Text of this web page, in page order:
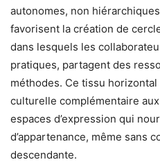
autonomes, non
favorisent la création de
dans lesquels les
pratiques, partagent des
méthodes. Ce tissu
culturelle complémentaire
espaces d’expression qui
d’appartenance, même sans
descendante.